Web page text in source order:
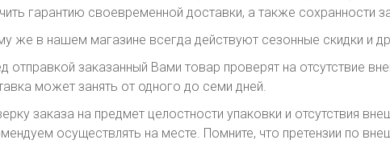
гарантию своевременной доставки, а также сохранности
же в нашем магазине всегда действуют сезонные скидки и
отправкой заказанный Вами товар проверят на отсутствие
может занять от одного до семи дней.
заказа на предмет целостности упаковки и отсутствия
осуществлять на месте. Помните, что претензии по